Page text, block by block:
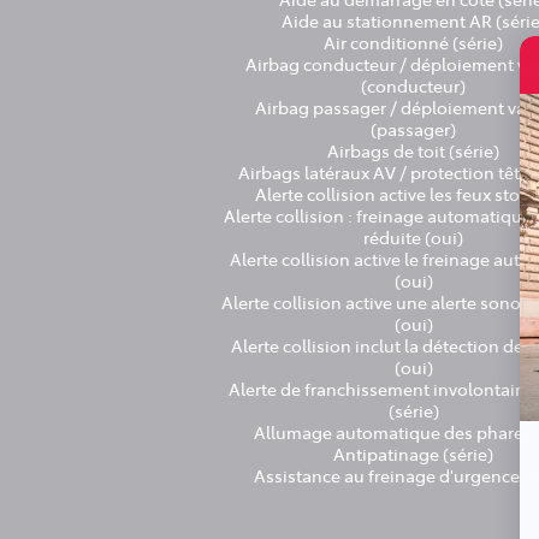
Aide au stationnement AR
Air conditionné (série)
Airbag conducteur / déploiement
(conducteur)
Airbag passager / déploiement
(passager)
Airbags de toit (série)
Airbags latéraux AV / protection tête
Alerte collision active les feux
Alerte collision : freinage automatique
réduite (oui)
Alerte collision active le freinage
(oui)
Alerte collision active une alerte
(oui)
Alerte collision inclut la détection des
(oui)
Alerte de franchissement involontaire
(série)
Allumage automatique des phares
Antipatinage (série)
Assistance au freinage d'urgence